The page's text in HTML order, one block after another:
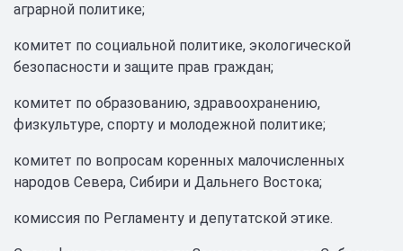
аграрной политике;
комитет по социальной политике, экологической
безопасности и защите прав граждан;
комитет по образованию, здравоохранению,
физкультуре, спорту и молодежной политике;
комитет по вопросам коренных малочисленных
народов Севера, Сибири и Дальнего Востока;
комиссия по Регламенту и депутатской этике.